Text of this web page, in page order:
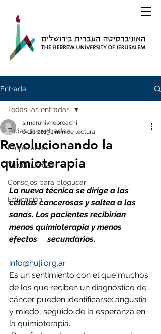
Entrada
Todas las entradas
Empezando
Tu comunidad
Consejos para bloguear
Educación
Todas las entradas
Revolucionando la
quimioterapia
simarunivhebreachi
6 dic 20191 min de lectura
La nueva técnica se dirige a las
células cancerosas y saltea a las
sanas. Los pacientes recibirían
menos quimioterapia y menos
efectos     secundarios.
info@huji.org.ar
Es un sentimiento con el que muchos
de los que reciben un diagnóstico de
cáncer pueden identificarse: angustia
y miedo, seguido de la esperanza en
la quimioterapia.